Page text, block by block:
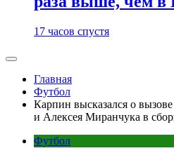
17 часов спустя
Главная
Футбол
Карпин высказался о
и Алексея Миранчука в
Футбол